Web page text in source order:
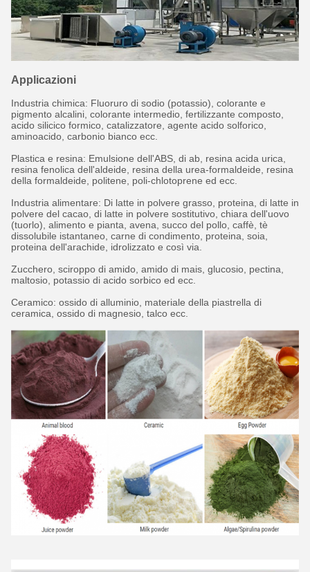
Applicazioni
Industria chimica: Fluoruro di sodio (potassio), colorante e
pigmento alcalini, colorante intermedio, fertilizzante composto,
acido silicico formico, catalizzatore, agente acido solforico,
aminoacido, carbonio bianco ecc.
Plastica e resina: Emulsione dell'ABS, di ab, resina acida urica,
resina fenolica dell'aldeide, resina della urea-formaldeide, resina
della formaldeide, politene, poli-chlotoprene ed ecc.
Industria alimentare: Di latte in polvere grasso, proteina, di latte in
polvere del cacao, di latte in polvere sostitutivo, chiara dell'uovo
(tuorlo), alimento e pianta, avena, succo del pollo, caffè, tè
dissolubile istantaneo, carne di condimento, proteina, soia,
proteina dell'arachide, idrolizzato e così via.
Zucchero, sciroppo di amido, amido di mais, glucosio, pectina,
maltosio, potassio di acido sorbico ed ecc.
Ceramico: ossido di alluminio, materiale della piastrella di
ceramica, ossido di magnesio, talco ecc.